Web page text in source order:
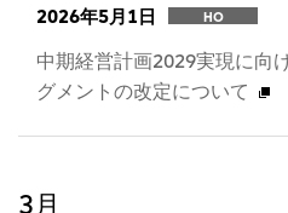
2026年5月1日 HO
中期経営計画2029実現に向
グメントの改定について
3月